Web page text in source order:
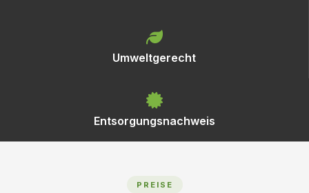
Umweltgerecht
Entsorgungsnachweis
PREISE